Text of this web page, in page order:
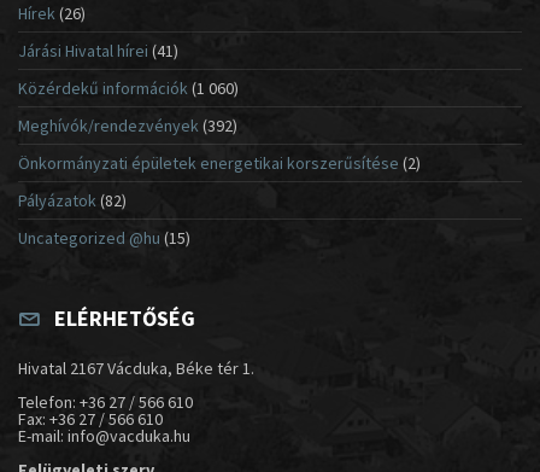
Hírek(26)
Járási Hivatal hírei (41)
Közérdekű információk(1 060)
Meghívók/rendezvények (392)
Önkormányzati épületek energetikai korszerűsítése (2)
Pályázatok (82)
Uncategorized @hu (15)
ELÉRHETŐSÉG
Hivatal 2167 Vácduka, Béke tér 1.
Telefon: +36 27 / 566 610
Fax: +36 27 / 566 610
E-mail: info@vacduka.hu